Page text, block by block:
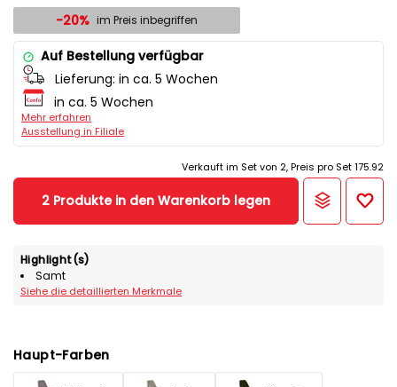
-20% im Preis inbegriffen
Auf Bestellung verfügbar
Lieferung: in ca. 5 Wochen
in ca. 5 Wochen
Mehr erfahren
Ausstellung in Filiale
Verkauft im Set von 2, Preis pro Set 175.92
2 Produkte in den Warenkorb legen
Highlight(s)
Samt
Siehe die detaillierten Merkmale
Haupt-Farben